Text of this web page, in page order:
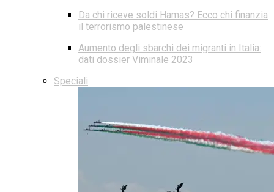
Da chi riceve soldi Hamas? Ecco chi finanzia
il terrorismo palestinese
Aumento degli sbarchi dei migranti in Italia:
dati dossier Viminale 2023
Speciali